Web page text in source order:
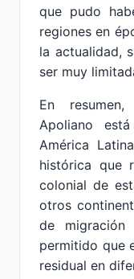
que pudo
regiones en
la actualidad,
ser muy
En
Apoliano
América
histórica que
colonial de
otros
de
permitido que
residual en